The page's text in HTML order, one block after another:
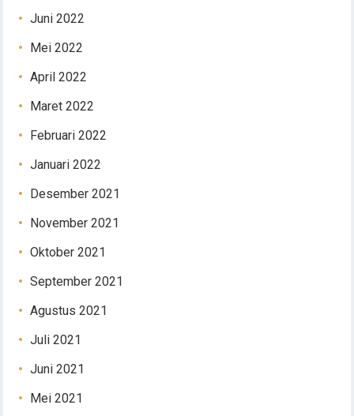
Juni 2022
Mei 2022
April 2022
Maret 2022
Februari 2022
Januari 2022
Desember 2021
November 2021
Oktober 2021
September 2021
Agustus 2021
Juli 2021
Juni 2021
Mei 2021